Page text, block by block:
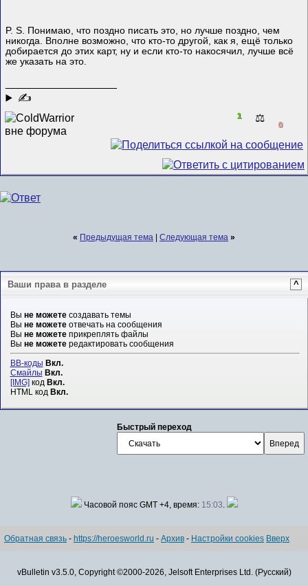
P. S. Понимаю, что поздно писать это, но лучше поздно, чем
никогда. Вполне возможно, что кто-то другой, как я, ещё только
добирается до этих карт, ну и если кто-то накосячил, лучше всё
же указать на это.
✍
1 ⚖️
0
« Предыдущая тема | Следующая тема »
Ваши права в разделе ^
Вы не можетесоздавать темы
Вы не можетеотвечать на сообщения
Вы не можетеприкреплять файлы
Вы не можетередактировать сообщения
BB-коды Вкл.
Смайлы Вкл.
[IMG]код Вкл.
HTML код Вкл.
Быстрый переход
Часовой пояс GMT +4, время: 15:03.
Обратная связь - https://heroesworld.ru - Архив - Настройки cookies Вверх
vBulletin v3.5.0, Copyright ©2000-2026, Jelsoft Enterprises Ltd. (Русский)